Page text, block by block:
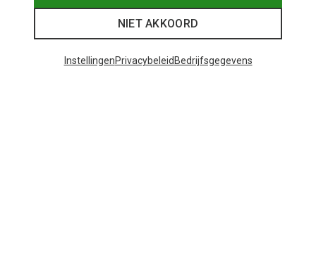
NIET AKKOORD
InstellingenPrivacybeleid Bedrijfsgegevens